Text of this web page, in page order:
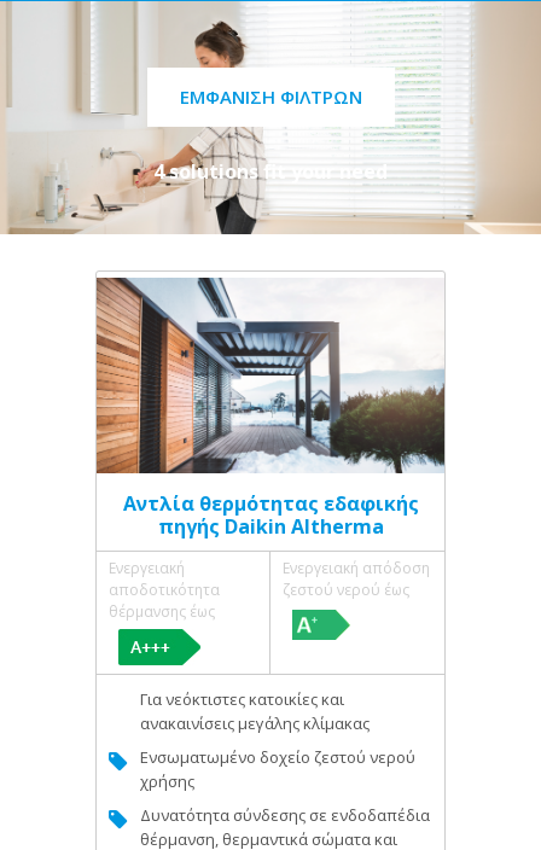
ΕΜΦΆΝΙΣΗ ΦΊΛΤΡΩΝ
4 solutions fit your need
Αντλία θερμότητας εδαφικής
πηγής Daikin Altherma
Ενεργειακή
αποδοτικότητα
θέρμανσης έως
Ενεργειακή απόδοση
ζεστού νερού έως
Για νεόκτιστες κατοικίες και
ανακαινίσεις μεγάλης κλίμακας
Ενσωματωμένο δοχείο ζεστού νερού
χρήσης
Δυνατότητα σύνδεσης σε ενδοδαπέδια
θέρμανση, θερμαντικά σώματα και